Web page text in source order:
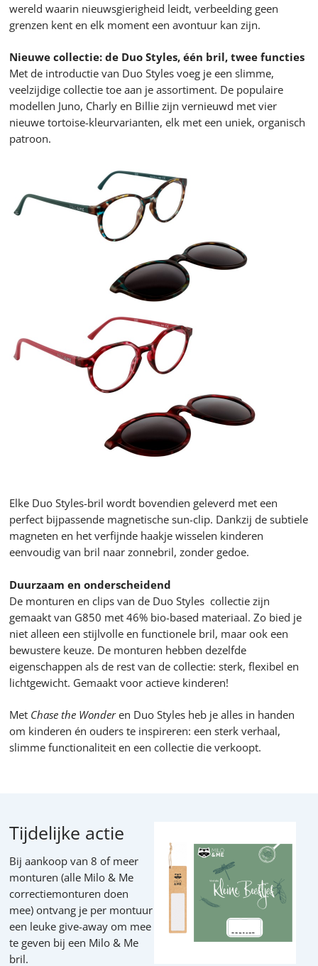
wereld waarin nieuwsgierigheid leidt, verbeelding geen
grenzen kent en elk moment een avontuur kan zijn.
Nieuwe collectie: de Duo Styles, één bril, twee functies
Met de introductie van Duo Styles voeg je een slimme,
veelzijdige collectie toe aan je assortiment. De populaire
modellen Juno, Charly en Billie zijn vernieuwd met vier
nieuwe tortoise-kleurvarianten, elk met een uniek, organisch
patroon.
Elke Duo Styles-bril wordt bovendien geleverd met een
perfect bijpassende magnetische sun-clip. Dankzij de subtiele
magneten en het verfijnde haakje wisselen kinderen
eenvoudig van bril naar zonnebril, zonder gedoe.
Duurzaam en onderscheidend
De monturen en clips van de Duo Styles collectie zijn
gemaakt van G850 met 46% bio-based materiaal. Zo bied je
niet alleen een stijlvolle en functionele bril, maar ook een
bewustere keuze. De monturen hebben dezelfde
eigenschappen als de rest van de collectie: sterk, flexibel en
lichtgewicht. Gemaakt voor actieve kinderen!
Met Chase the Wonderen Duo Styles heb je alles in handen
om kinderen én ouders te inspireren: een sterk verhaal,
slimme functionaliteit en een collectie die verkoopt.
Tijdelijke actie
Bij aankoop van 8 of meer
monturen (alle Milo & Me
correctiemonturen doen
mee) ontvang je per montuur
een leuke give-away om mee
te geven bij een Milo & Me
bril.